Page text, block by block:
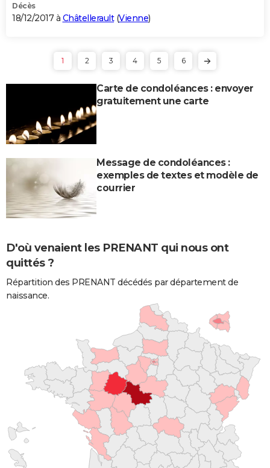
Décès
18/12/2017 à Châtellerault(Vienne)
1 2 3 4 5 6
Carte de condoléances : envoyer
gratuitement une carte
Message de condoléances :
exemples de textes et modèle de
courrier
D'où venaient les PRENANT qui nous ont
quittés ?
Répartition des PRENANT décédés par département de
naissance.